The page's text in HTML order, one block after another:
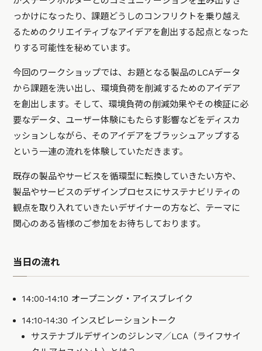
っかけになったり、課題どうしのコンフリクトを乗り越え
るためのクリエイティブなアイデアを創出する起点となった
りする可能性を秘めています。
今回のワークショップでは、お題となる製品のLCAデータ
から課題を洗い出し、環境負荷を削減するためのアイデア
を創出します。そして、環境負荷の削減効果やその検証に必
要なデータ、ユーザー体験にもたらす影響などをディスカ
ッションしながら、そのアイデアをブラッシュアップする
という一連の流れを体験していただきます。
既存の製品やサービスを循環型に転換していきたい方や、
製品やサービスのデザインプロセスにサステナビリティの
観点を取り入れていきたいデザイナーの方など、テーマに
関心のある皆様のご参加をお待ちしております。
当日の流れ
14:00-14:10 オープニング・アイスブレイク
14:10-14:30 インスピレーショントーク
サステナブルデザインのジレンマ／LCA（ライフサイ